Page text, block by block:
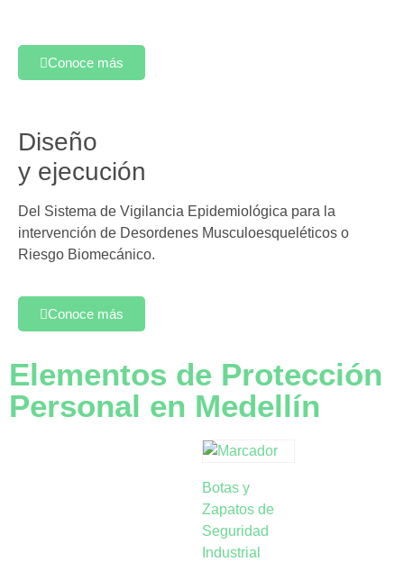
Conoce más
Diseño
y ejecución
Del Sistema de Vigilancia Epidemiológica para la
intervención de Desordenes Musculoesqueléticos o
Riesgo Biomecánico.
Conoce más
Elementos de Protección
Personal en Medellín
Botas y
Zapatos de
Seguridad
Industrial